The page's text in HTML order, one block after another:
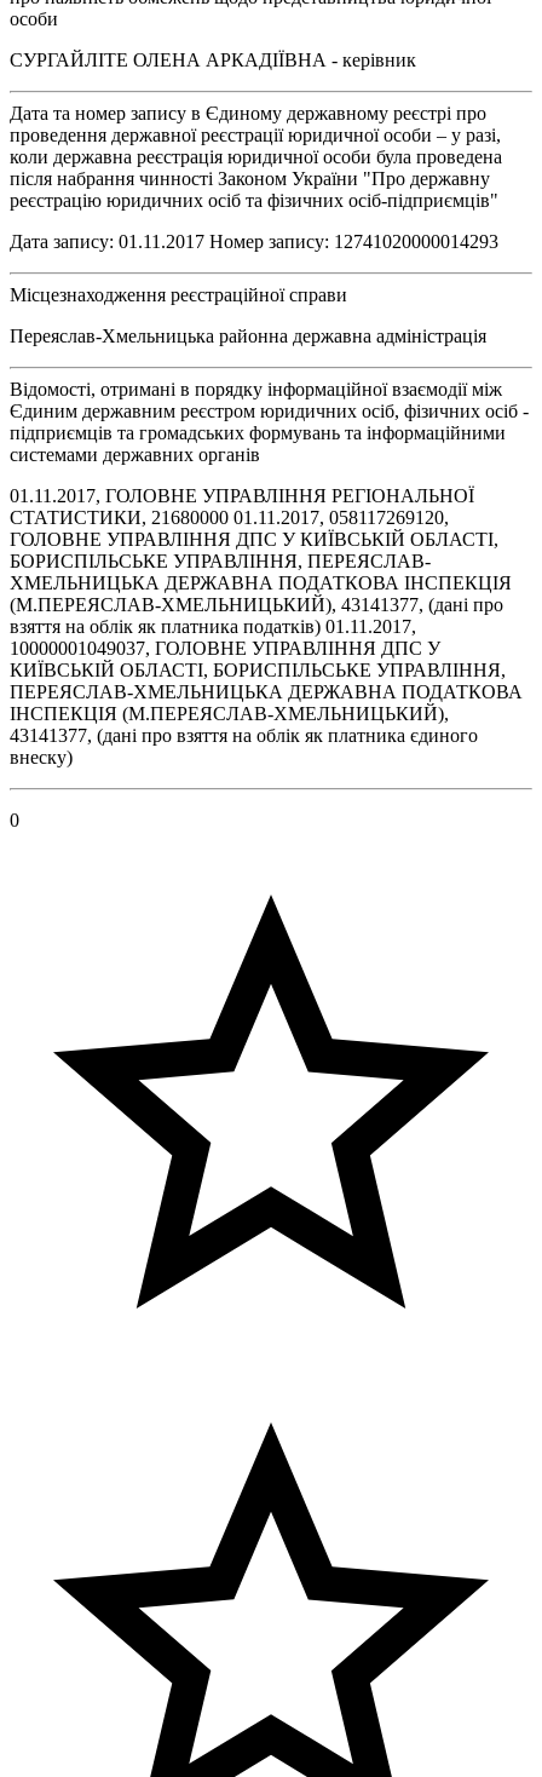
особи
СУРГАЙЛІТЕ ОЛЕНА АРКАДІЇВНА - керівник
Дата та номер запису в Єдиному державному реєстрі про
проведення державної реєстрації юридичної особи – у разі,
коли державна реєстрація юридичної особи була проведена
після набрання чинності Законом України "Про державну
реєстрацію юридичних осіб та фізичних осіб-підприємців"
Дата запису: 01.11.2017 Номер запису: 12741020000014293
Місцезнаходження реєстраційної справи
Переяслав-Хмельницька районна державна адміністрація
Відомості, отримані в порядку інформаційної взаємодії між
Єдиним державним реєстром юридичних осіб, фізичних осіб -
підприємців та громадських формувань та інформаційними
системами державних органів
01.11.2017, ГОЛОВНЕ УПРАВЛІННЯ РЕГІОНАЛЬНОЇ
СТАТИСТИКИ, 21680000 01.11.2017, 058117269120,
ГОЛОВНЕ УПРАВЛІННЯ ДПС У КИЇВСЬКІЙ ОБЛАСТІ,
БОРИСПІЛЬСЬКЕ УПРАВЛІННЯ, ПЕРЕЯСЛАВ-
ХМЕЛЬНИЦЬКА ДЕРЖАВНА ПОДАТКОВА ІНСПЕКЦІЯ
(М.ПЕРЕЯСЛАВ-ХМЕЛЬНИЦЬКИЙ), 43141377, (дані про
взяття на облік як платника податків) 01.11.2017,
10000001049037, ГОЛОВНЕ УПРАВЛІННЯ ДПС У
КИЇВСЬКІЙ ОБЛАСТІ, БОРИСПІЛЬСЬКЕ УПРАВЛІННЯ,
ПЕРЕЯСЛАВ-ХМЕЛЬНИЦЬКА ДЕРЖАВНА ПОДАТКОВА
ІНСПЕКЦІЯ (М.ПЕРЕЯСЛАВ-ХМЕЛЬНИЦЬКИЙ),
43141377, (дані про взяття на облік як платника єдиного
внеску)
0